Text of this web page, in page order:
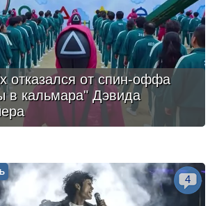
отказался от спин-оффа
в кальмара" Дэвида
4